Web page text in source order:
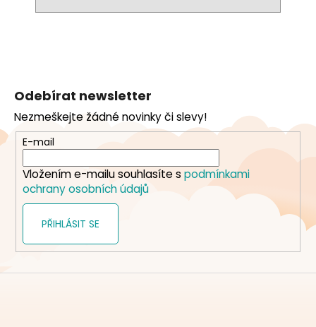
a
t
Odebírat newsletter
Nezmeškejte žádné novinky či slevy!
E-mail
Vložením e-mailu souhlasíte s podmínkami
ochrany osobních údajů
PŘIHLÁSIT SE